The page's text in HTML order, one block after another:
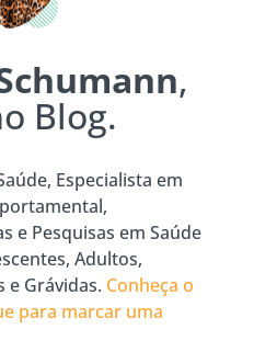
,
Blog.
Especialista em
e Pesquisas em Saúde
Adultos,
e Grávidas. Conheça o
para marcar uma